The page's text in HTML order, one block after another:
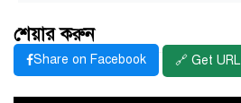
শেয়ার করুন
Share on Facebook 🔗 Get URL